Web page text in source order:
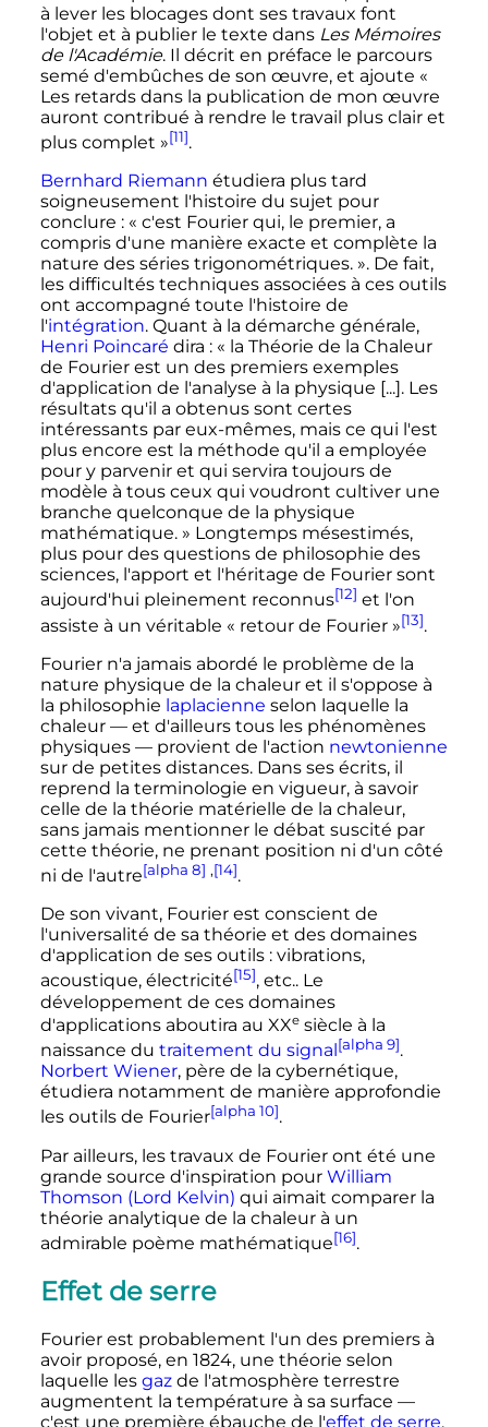
à lever les blocages dont ses travaux font
l'objet et à publier le texte dans Les Mémoires
de l'Académie. Il décrit en préface le parcours
semé d'embûches de son œuvre, et ajoute «
Les retards dans la publication de mon œuvre
auront contribué à rendre le travail plus clair et
plus complet »[11].
Bernhard Riemann étudiera plus tard
soigneusement l'histoire du sujet pour
conclure : « c'est Fourier qui, le premier, a
compris d'une manière exacte et complète la
nature des séries trigonométriques. ». De fait,
les difficultés techniques associées à ces outils
ont accompagné toute l'histoire de
l'intégration. Quant à la démarche générale,
Henri Poincaré dira : « la Théorie de la Chaleur
de Fourier est un des premiers exemples
d'application de l'analyse à la physique [...]. Les
résultats qu'il a obtenus sont certes
intéressants par eux-mêmes, mais ce qui l'est
plus encore est la méthode qu'il a employée
pour y parvenir et qui servira toujours de
modèle à tous ceux qui voudront cultiver une
branche quelconque de la physique
mathématique. » Longtemps mésestimés,
plus pour des questions de philosophie des
sciences, l'apport et l'héritage de Fourier sont
aujourd'hui pleinement reconnus[12] et l'on
assiste à un véritable « retour de Fourier »[13].
Fourier n'a jamais abordé le problème de la
nature physique de la chaleur et il s'oppose à
la philosophie laplacienne selon laquelle la
chaleur — et d'ailleurs tous les phénomènes
physiques —provient de l'action newtonienne
sur de petites distances. Dans ses écrits, il
reprend la terminologie en vigueur, à savoir
celle de la théorie matérielle de la chaleur,
sans jamais mentionner le débat suscité par
cette théorie, ne prenant position ni d'un côté
ni de l'autre[alpha 8] ,[14].
De son vivant, Fourier est conscient de
l'universalité de sa théorie et des domaines
d'application de ses outils : vibrations,
acoustique, électricité[15], etc.. Le
développement de ces domaines
d'applications aboutira au XXe siècle à la
naissance du traitement du signal [alpha 9].
Norbert Wiener, père de la cybernétique,
étudiera notamment de manière approfondie
les outils de Fourier[alpha 10].
Par ailleurs, les travaux de Fourier ont été une
grande source d'inspiration pour William
Thomson (Lord Kelvin) qui aimait comparer la
théorie analytique de la chaleur à un
admirable poème mathématique[16].
Effet de serre
Fourier est probablement l'un des premiers à
avoir proposé, en 1824, une théorie selon
laquelle les gazde l'atmosphère terrestre
augmentent la température à sa surface —
c'est une première ébauche de l'effet de serre.